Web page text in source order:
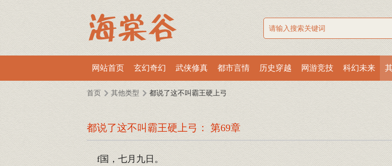
网站首页 玄幻奇幻 武侠修真 都市言情 历史穿越 网游竞技 科幻未来
首页 其他类型 都说了这不叫霸王硬上弓
都说了这不叫霸王硬上弓： 第69章
f国，七月九日。